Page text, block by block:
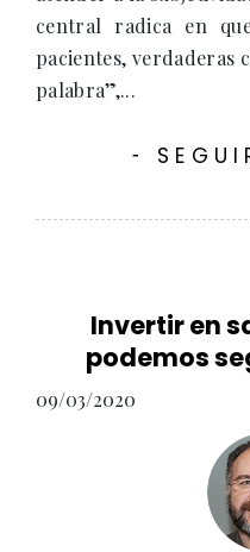
central radica en
pacientes, verdaderas
palabra”,...
-
Invertir en
podemos
09/03/2020